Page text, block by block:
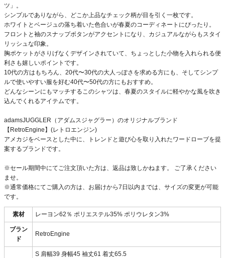
ツ」。
シンプルでありながら、どこか上品なチェック柄が目を引く一枚です。
ホワイトとベージュの落ち着いた色合いが春夏のコーディネートにぴったり。
フロントと袖のスナップボタンがアクセントになり、カジュアルながらもスタイ
リッシュな印象。
胸ポケットがさりげなくデザインされていて、ちょっとした小物を入れられる便
利さも嬉しいポイントです。
10代の方はもちろん、20代〜30代の大人っぽさを求める方にも、そしてシンプ
ルで使いやすい服を好む40代〜50代の方にもおすすめ。
どんなシーンにもマッチするこのシャツは、春夏のスタイルに軽やかな風を吹き
込んでくれるアイテムです。
adamsJUGGLER（アダムスジャグラー）のオリジナルブランド
【RetroEngine】(レトロエンジン)
アメカジをベースとした中に、トレンドと遊び心を取り入れたワードローブを提
案するブランドです。
※セール期間中にてご注文頂いた方は、返品は致しかねます。 ご了承ください
ませ。
※通常価格にてご購入の方は、お届けから7日以内までは、サイズの変更が可能
です。
素材 レーヨン62％ ポリエステル35% ポリウレタン3%
ブラン
ド
RetroEngine
S 肩幅39 身幅45 袖丈61 着丈65.5